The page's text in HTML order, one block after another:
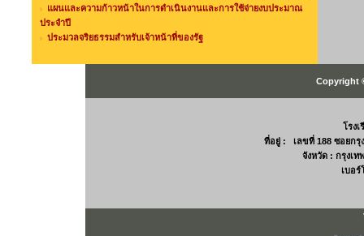
แผนและความก้าวหน้าในการดำเนินงานและการใช้จ่ายงบประมาณ
ประจำปี
ประมวลจริยธรรมสำหรับเจ้าหน้าที่ของรัฐ
Copyright
โรง
ที่อยู่ : เลขที่ 188 ซอยกรุ
จังหวัด : กรุงเ
เบอ